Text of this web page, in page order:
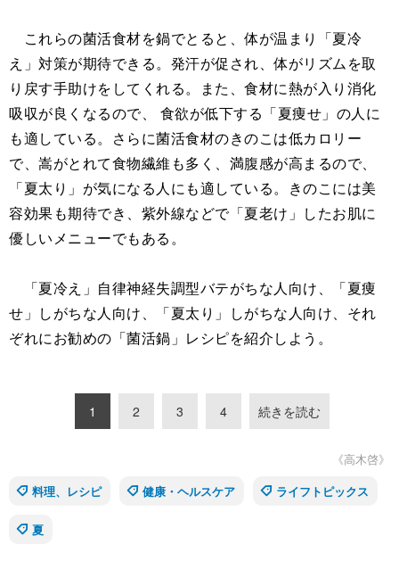
これらの菌活食材を鍋でとると、体が温まり「夏冷
え」対策が期待できる。発汗が促され、体がリズムを取
り戻す手助けをしてくれる。また、食材に熱が入り消化
吸収が良くなるので、 食欲が低下する「夏痩せ」の人に
も適している。さらに菌活食材のきのこは低カロリー
で、嵩がとれて食物繊維も多く、満腹感が高まるので、
「夏太り」が気になる人にも適している。きのこには美
容効果も期待でき、紫外線などで「夏老け」したお肌に
優しいメニューでもある。
「夏冷え」自律神経失調型バテがちな人向け、「夏痩
せ」しがちな人向け、「夏太り」しがちな人向け、それ
ぞれにお勧めの「菌活鍋」レシピを紹介しよう。
1 2 3 4 続きを読む
《高木啓》
料理、レシピ
健康・ヘルスケア ライフトピックス
夏